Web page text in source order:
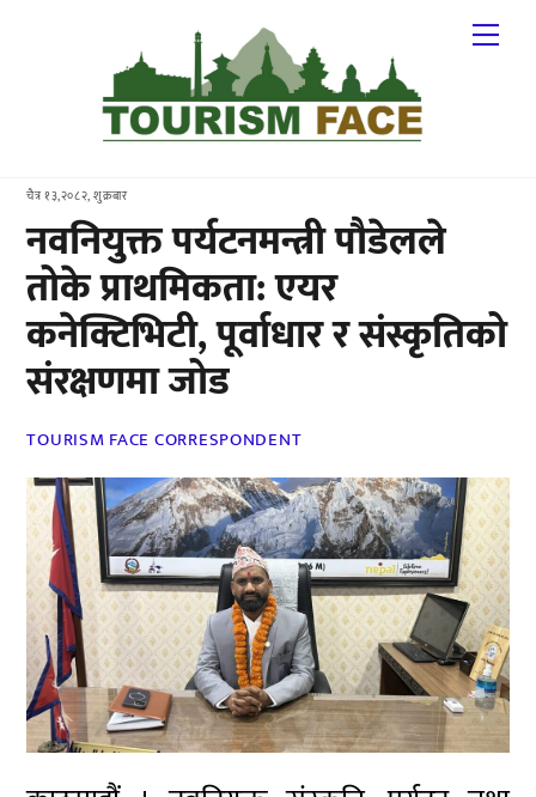
चैत्र १३,२०८२, शुक्रबार
नवनियुक्त पर्यटनमन्त्री पौडेलले
तोके प्राथमिकता: एयर
कनेक्टिभिटी, पूर्वाधार र संस्कृतिको
संरक्षणमा जोड
TOURISM FACE CORRESPONDENT